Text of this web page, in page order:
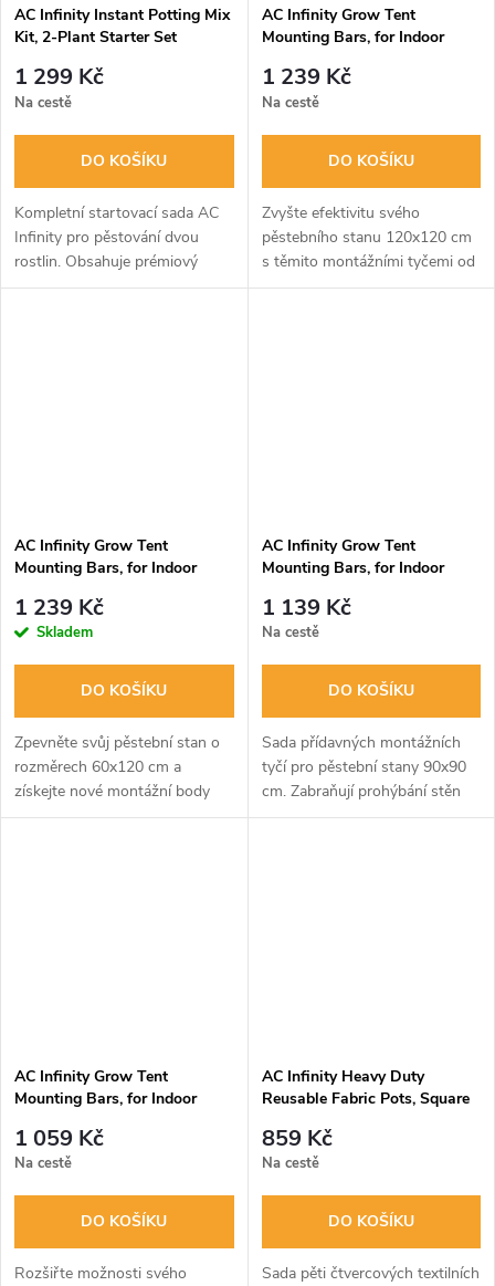
AC Infinity Instant Potting Mix
Kit, 2-Plant Starter Set
1 299 Kč
Na cestě
DO KOŠÍKU
Kompletní startovací sada AC
Infinity pro pěstování dvou
rostlin. Obsahuje prémiový
kokosový substrát, prodyšné
AC Infinity Grow Tent
Mounting Bars, for Indoor
1 239 Kč
Na cestě
DO KOŠÍKU
Zvyšte efektivitu svého
pěstebního stanu 120x120 cm
s těmito montážními tyčemi od
AC Infinity. Zabraňují vtahování
AC Infinity Grow Tent
Mounting Bars, for Indoor
1 239 Kč
Skladem
DO KOŠÍKU
Zpevněte svůj pěstební stan o
rozměrech 60x120 cm a
získejte nové montážní body
pro vaše vybavení. Tyto
AC Infinity Grow Tent
Mounting Bars, for Indoor
1 139 Kč
Na cestě
DO KOŠÍKU
Sada přídavných montážních
tyčí pro pěstební stany 90x90
cm. Zabraňují prohýbání stěn
stanu a umožňují bezpečné
AC Infinity Grow Tent
Mounting Bars, for Indoor
1 059 Kč
Na cestě
DO KOŠÍKU
Rozšiřte možnosti svého
AC Infinity Heavy Duty
Reusable Fabric Pots, Square
859 Kč
Na cestě
DO KOŠÍKU
Sada pěti čtvercových textilních